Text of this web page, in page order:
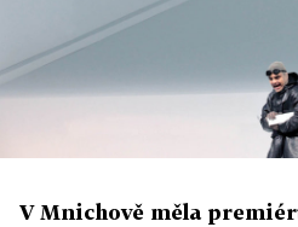
V Mnichově měla